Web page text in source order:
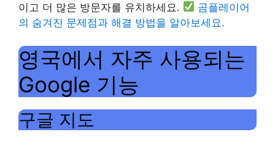
이고 더 많은 방문자를 유치하세요.
곰플레이어
의 숨겨진 문제점과 해결 방법을 알아보세요.
영국에서 자주 사용되는
Google 기능
구글 지도